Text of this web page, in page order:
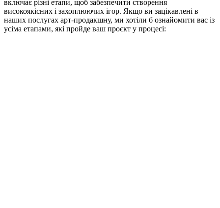
включає різні етапи, щоб забезпечити створення
високоякісних і захоплюючих ігор. Якщо ви зацікавлені в
наших послугах арт-продакшну, ми хотіли б ознайомити вас із
усіма етапами, які пройде ваш проєкт у процесі: